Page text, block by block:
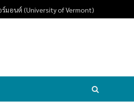
ร์มอนต์ (University of Vermont)